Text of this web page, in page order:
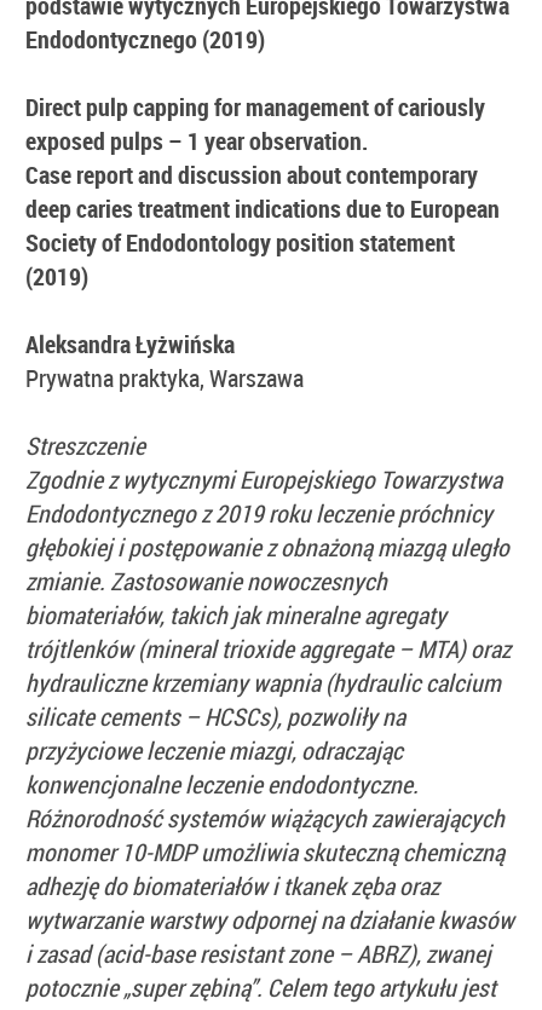
Endodontycznego (2019)
Direct pulp cappingfor management of cariously
exposed pulps – 1 year observation.
Case report and discussion about contemporary
deep caries treatment indications due toEuropean
Society of Endodontology position statement
(2019)
Aleksandra Łyżwińska
Prywatna praktyka, Warszawa
Streszczenie
Zgodnie z wytycznymi Europejskiego Towarzystwa
Endodontycznego z 2019 roku leczenie próchnicy
głębokiej i postępowanie z obnażoną miazgą uległo
zmianie. Zastosowanie nowoczesnych
biomateriałów, takich jak mineralne agregaty
trójtlenków (mineral trioxide aggregate – MTA) oraz
hydrauliczne krzemiany wapnia (hydraulic calcium
silicate cements – HCSCs), pozwoliły na
przyżyciowe leczenie miazgi, odraczając
konwencjonalne leczenie endodontyczne.
Różnorodność systemów wiążących zawierających
monomer 10-MDP umożliwia skuteczną chemiczną
adhezję do biomateriałów i tkanek zęba oraz
wytwarzanie warstwy odpornej na działanie kwasów
i zasad (acid-base resistant zone – ABRZ), zwanej
potocznie „super zębiną”. Celem tego artykułu jest